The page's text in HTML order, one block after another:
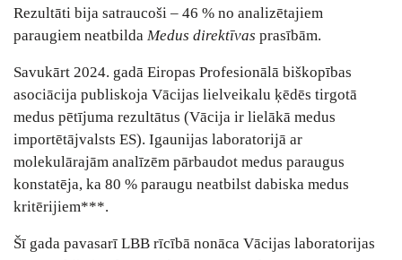
Rezultāti bija satraucoši – 46 % no analizētajiem
paraugiem neatbilda Medus direktīvas prasībām.
Savukārt 2024. gadā Eiropas Profesionālā biškopības
asociācija publiskoja Vācijas lielveikalu ķēdēs tirgotā
medus pētījuma rezultātus (Vācija ir lielākā medus
importētājvalsts ES). Igaunijas laboratorijā ar
molekulārajām analīzēm pārbaudot medus paraugus
konstatēja, ka 80 % paraugu neatbilst dabiska medus
kritērijiem***.
Šī gada pavasarī LBB rīcībā nonāca Vācijas laboratorijas